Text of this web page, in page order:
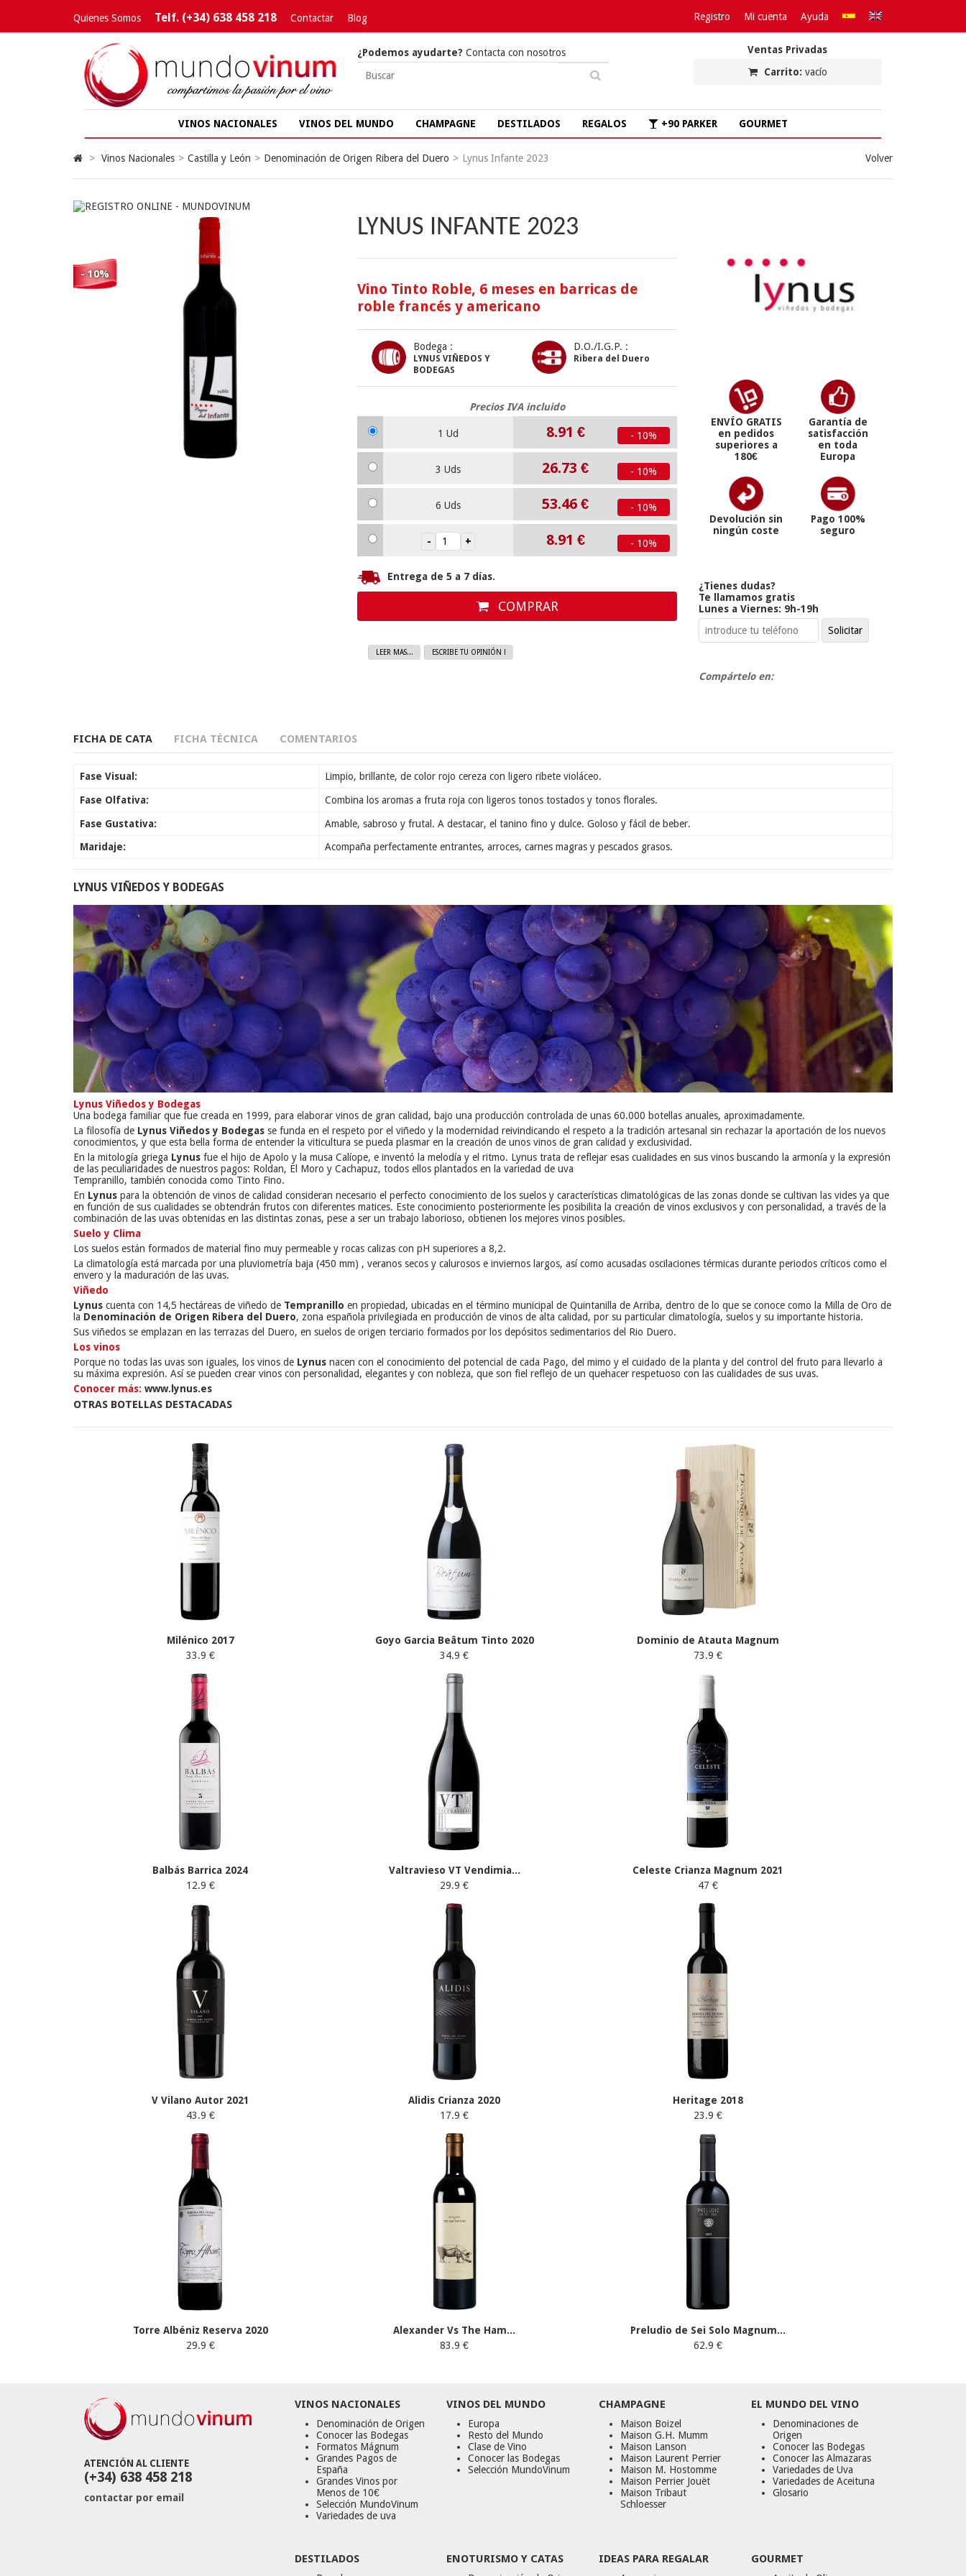
Quienes Somos Telf. (+34) 638 458 218 Contactar Blog Registro Mi cuenta Ayuda
Ventas Privadas
Carrito: vacío
¿Podemos ayudarte? Contacta con nosotros
VINOS NACIONALES VINOS DEL MUNDO CHAMPAGNE DESTILADOS REGALOS +90 PARKER GOURMET
> Vinos Nacionales > Castilla y León > Denominación de Origen Ribera del Duero > Lynus Infante 2023 Volver
- 10%
LYNUS INFANTE 2023
Vino Tinto Roble, 6 meses en barricas de
roble francés y americano
Bodega :
LYNUS VIÑEDOS Y
BODEGAS
D.O./I.G.P. :
Ribera del Duero
Precios IVA incluido
1 Ud 8.91 € - 10%
3 Uds 26.73€ - 10%
6 Uds 53.46€ - 10%
8.91 € - 10%
Entrega de 5 a 7 días.
COMPRAR
LEER MAS... ESCRIBE TU OPINIÓN !
ENVÍO GRATIS
en pedidos
superiores a
180€
Garantía de
satisfacción
en toda
Europa
Devolución sin
ningún coste
Pago 100%
seguro
¿Tienes dudas?
Te llamamos gratis
Lunes a Viernes: 9h-19h
Compártelo en:
FICHA DE CATA FICHA TÉCNICA COMENTARIOS
Fase Visual: Limpio, brillante, de color rojo cereza con ligero ribete violáceo.
Fase Olfativa: Combina los aromas a fruta roja con ligeros tonos tostados y tonos florales.
Fase Gustativa:
Amable, sabroso y frutal. A destacar, el tanino fino y dulce. Goloso y fácil de beber.
Maridaje:
Acompaña perfectamente entrantes, arroces, carnes magras y pescados grasos.
LYNUS VIÑEDOS Y BODEGAS
Lynus Viñedos y Bodegas
Una bodega familiar que fue creada en 1999, para elaborar vinos de gran calidad, bajo una producción controlada de unas 60.000 botellas anuales, aproximadamente.
La filosofía de Lynus Viñedos y Bodegas se funda en el respeto por el viñedo y la modernidad reivindicando el respeto a la tradición artesanal sin rechazar la aportación de los nuevos
conocimientos, y que esta bella forma de entender la viticultura se pueda plasmar en la creación de unos vinos de gran calidad y exclusividad.
En la mitología griega Lynus fue el hijo de Apolo y la musa Calíope, e inventó la melodía y el ritmo. Lynus trata de reflejar esas cualidades en sus vinos buscando la armonía y la expresión
de las peculiaridades de nuestros pagos: Roldan, El Moro y Cachapuz, todos ellos plantados en la variedad de uva
Tempranillo, también conocida como Tinto Fino.
En Lynus para la obtención de vinos de calidad consideran necesario el perfecto conocimiento de los suelos y características climatológicas de las zonas donde se cultivan las vides ya que
en función de sus cualidades se obtendrán frutos con diferentes matices. Este conocimiento posteriormente les posibilita la creación de vinos exclusivos y con personalidad, a través de la
combinación de las uvas obtenidas en las distintas zonas, pese a ser un trabajo laborioso, obtienen los mejores vinos posibles.
Suelo y Clima
Los suelos están formados de material fino muy permeable y rocas calizas con pH superiores a 8,2.
La climatología está marcada por una pluviometría baja (450 mm) , veranos secos y calurosos e inviernos largos, así como acusadas oscilaciones térmicas durante periodos críticos como el
envero y la maduración de las uvas.
Viñedo
Lynus cuenta con 14,5 hectáreas de viñedo de Tempranillo en propiedad, ubicadas en el término municipal de Quintanilla de Arriba, dentro de lo que se conoce como la Milla de Oro de
la Denominación de Origen Ribera del Duero, zona española privilegiada en producción de vinos de alta calidad, por su particular climatología, suelos y su importante historia.
Sus viñedos se emplazan en las terrazas del Duero, en suelos de origen terciario formados por los depósitos sedimentarios del Rio Duero.
Los vinos
Porque no todas las uvas son iguales, los vinos de Lynus nacen con el conocimiento del potencial de cada Pago, del mimo y el cuidado de la planta y del control del fruto para llevarlo a
su máxima expresión. Así se pueden crear vinos con personalidad, elegantes y con nobleza, que son fiel reflejo de un quehacer respetuoso con las cualidades de sus uvas.
Conocer más: www.lynus.es
OTRAS BOTELLAS DESTACADAS
Milénico 2017
33.9 €
Goyo Garcia Beâtum Tinto 2020
34.9 €
Dominio de Atauta Magnum
73.9 €
Balbás Barrica 2024
12.9 €
Valtravieso VT Vendimia...
29.9 €
Celeste Crianza Magnum 2021
47 €
V Vilano Autor 2021
43.9 €
Alidis Crianza 2020
17.9 €
Heritage 2018
23.9 €
Torre Albéniz Reserva 2020
29.9 €
Alexander Vs The Ham...
83.9 €
Preludio de Sei Solo Magnum...
62.9 €
ATENCIÓN AL CLIENTE
(+34) 638 458 218
contactar por email
VINOS NACIONALES
Denominación de Origen
Conocer las Bodegas
Formatos Mágnum
Grandes Pagos de
España
Grandes Vinos por
Menos de 10€
Selección MundoVinum
Variedades de uva
VINOS DEL MUNDO
Europa
Resto del Mundo
Clase de Vino
Conocer las Bodegas
Selección MundoVinum
CHAMPAGNE
Maison Boizel
Maison G.H. Mumm
Maison Lanson
Maison Laurent Perrier
Maison M. Hostomme
Maison Perrier Jouët
Maison Tribaut
Schloesser
EL MUNDO DEL VINO
Denominaciones de
Origen
Conocer las Bodegas
Conocer las Almazaras
Variedades de Uva
Variedades de Aceituna
Glosario
DESTILADOS ENOTURISMO Y CATAS IDEAS PARA REGALAR GOURMET